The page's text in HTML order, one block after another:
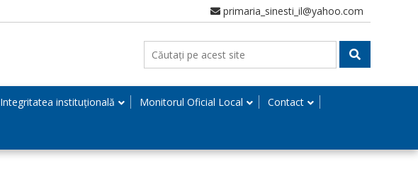
primaria_sinesti_il@yahoo.com
Integritatea instituțională Monitorul Oficial Local Contact